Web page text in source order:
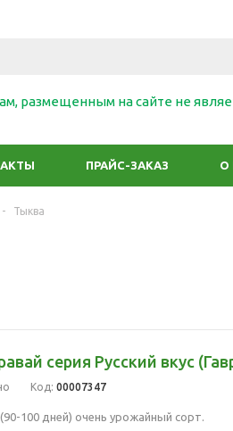
размещенным на сайте не
ПРАЙС-ЗАКАЗ О
- Тыква
серия Русский вкус
Код: 00007347
100 дней) очень урожайный сорт.